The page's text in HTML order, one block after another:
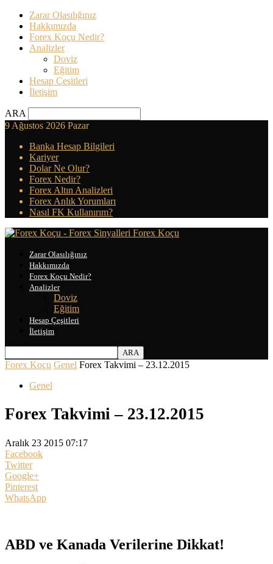
Zarar Olasılığınız
Hakkımızda
Forex Koçu Nedir?
Analizler
Doviz
Eğitim
Hesap Çeşitleri
İletişim
ARA
9 Ağustos 2026 Pazar
Banka Hesap Bilgileri
Kariyer
Dolar Ne Olur?
Forex Nedir?
Forex Altın Analizleri
Forex Anlık Yorumları
Nasıl FK Kullanırım?
Forex Koçu
Zarar Olasılığınız
Hakkımızda
Forex Koçu Nedir?
Analizler
Doviz
Eğitim
Hesap Çeşitleri
İletişim
Forex Koçu Genel Forex Takvimi – 23.12.2015
Genel
Forex Takvimi – 23.12.2015
Aralık 23 2015 07:17
Facebook
Twitter
Google+
Pinterest
WhatsApp
ABD ve Kanada Verilerine Dikkat!